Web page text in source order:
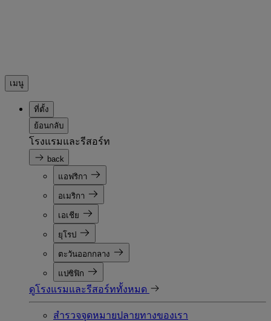
เมนู
ที่ตั้ง
ย้อนกลับ
โรงแรมและรีสอร์ท
back
แอฟริกา
อเมริกา
เอเชีย
ยุโรป
ตะวันออกกลาง
แปซิฟิก
ดูโรงแรมและรีสอร์ททั้งหมด
สำรวจจุดหมายปลายทางของเรา